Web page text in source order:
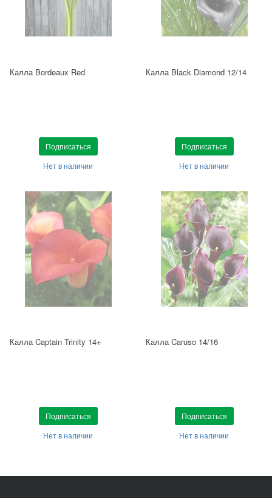
Калла Bordeaux Red
Подписаться
Нет в наличии
Калла Black Diamond 12/14
Подписаться
Нет в наличии
Калла Captain Trinity 14+
Подписаться
Нет в наличии
Калла Caruso 14/16
Подписаться
Нет в наличии